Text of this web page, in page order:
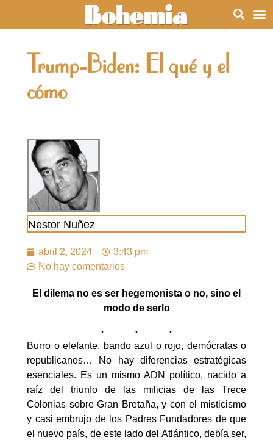
Trump-Biden: El qué y el
cómo
Nestor Nuñez
abril 2, 2024
3:43 pm
No hay comentarios
El dilema no es ser hegemonista o no, sino el
modo de serlo
Burro o elefante, bando azul o rojo, demócratas o
republicanos… No hay diferencias estratégicas
esenciales. Es un mismo ADN político, nacido a
raíz del triunfo de las milicias de las Trece
Colonias sobre Gran Bretaña, y con el misticismo
y casi embrujo de los Padres Fundadores de que
el nuevo país, de este lado del Atlántico, debía ser,